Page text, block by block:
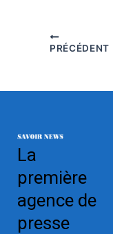
PRÉCÉDENT
La
première
agence de
presse